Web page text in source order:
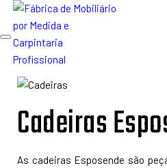
Toggle
navigation
Cadeiras
As cadeiras Esposende são